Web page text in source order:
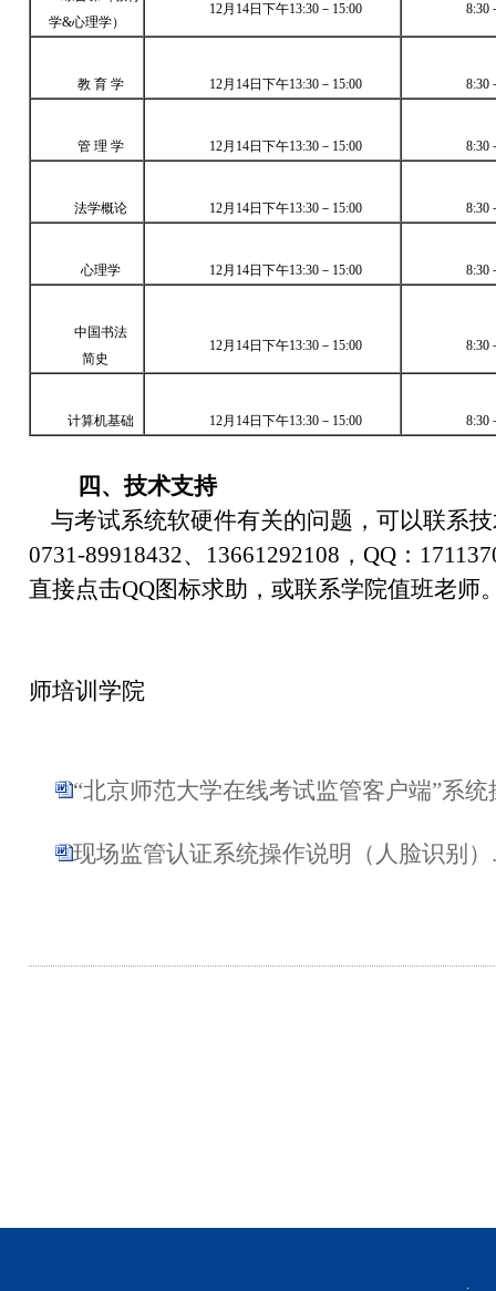
学&心理学）
12月14日下午13:30－15:00 8:30
教 育 学 12月14日下午13:30－15:00 8:30
管 理 学 12月14日下午13:30－15:00 8:30
法学概论 12月14日下午13:30－15:00 8:30
心理学 12月14日下午13:30－15:00 8:30
中国书法
简史
12月14日下午13:30－15:00 8:30
计算机基础 12月14日下午13:30－15:00 8:30
四、技术支持
与考试系统软硬件有关的问题，可以联系
0731-89918432、13661292108，QQ：
直接点击QQ图标求助，或联系学院值班老师
师培训学院
“北京师范大学在线考试监管客户端”系统
现场监管认证系统操作说明（人脸识别）